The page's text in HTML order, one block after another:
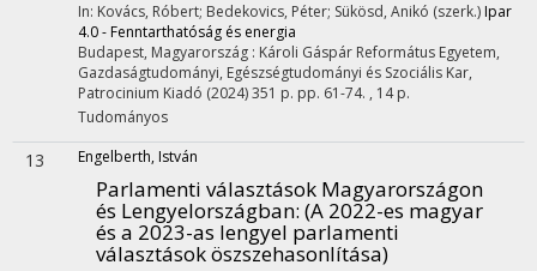
In: Kovács, Róbert; Bedekovics, Péter; Sükösd, Anikó (szerk.) Ipar
4.0 - Fenntarthatóság és energia
Budapest, Magyarország : Károli Gáspár Református Egyetem,
Gazdaságtudományi, Egészségtudományi és Szociális Kar,
Patrocinium Kiadó (2024)351 p. pp. 61-74. , 14 p.
Tudományos
13 Engelberth, István
Parlamenti választások Magyarországon
és Lengyelországban: (A 2022-es magyar
és a 2023-as lengyel parlamenti
választások öszszehasonlítása)